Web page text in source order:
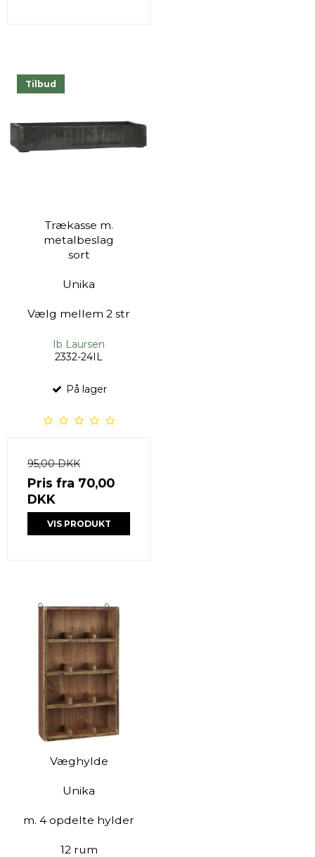
Tilbud
Trækasse m.
metalbeslag
sort
Unika
Vælg mellem 2 str
Ib Laursen
2332-24IL
På lager
95,00 DKK
Pris fra 70,00
DKK
VIS PRODUKT
Væghylde
Unika
m. 4 opdelte hylder
12 rum